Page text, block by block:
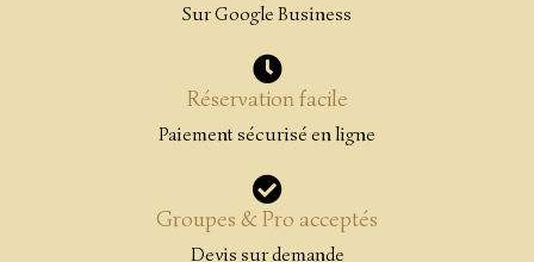
Sur Google Business
Réservation facile
Paiement sécurisé en ligne
Groupes & Pro acceptés
Devis sur demande